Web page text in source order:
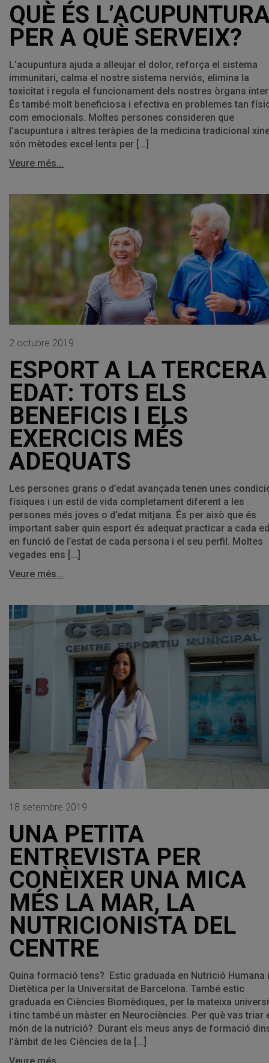
QUÈ ÉS
PER A QUÈ SERVEIX?
L’acupuntura ajuda a alleujar el dolor, reforça el sistema
immunitari, calma el nostre sistema nerviós, elimina la
toxicitat i regula el funcionament dels nostres òrgans
És també molt beneficiosa i efectiva en problemes tan
com emocionals. Moltes persones consideren que
l’acupuntura i altres teràpies de la medicina tradicional
són mètodes excel·lents per […]
Veure més...
2 octubre 2019
ESPORT A LA TERCERA
EDAT: TOTS ELS
BENEFICIS I ELS
EXERCICIS MÉS
ADEQUATS
Les persones grans o d’edat avançada tenen unes
físiques i un estil de vida completament diferent a les
persones més joves o d’edat mitjana. És per això que és
important saber quin esport és adequat practicar a cada
en funció de l’estat de cada persona i el seu perfil. Moltes
vegades ens […]
Veure més...
18 setembre 2019
UNA PETITA
ENTREVISTA PER
CONÈIXER UNA MICA
MÉS LA MAR, LA
NUTRICIONISTA DEL
CENTRE
Quina formació tens? Estic graduada en Nutrició Humana i
Dietètica per la Universitat de Barcelona. També estic
graduada en Ciències Biomèdiques, per la mateixa
i tinc també un màster en Neurociències. Per què vas triar
món de la nutrició? Durant els meus anys de formació
l’àmbit de les Ciències de la […]